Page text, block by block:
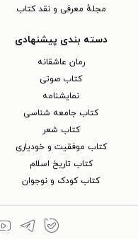
مجلهٔ معرفی و نقد کتاب
دسته بندی پیشنهادی
رمان عاشقانه
کتاب‌ صوتی
نمایشنامه
کتاب جامعه شناسی
کتاب شعر
کتاب موفقیت و خودیاری
کتاب تاریخ اسلام
کتاب کودک و نوجوان